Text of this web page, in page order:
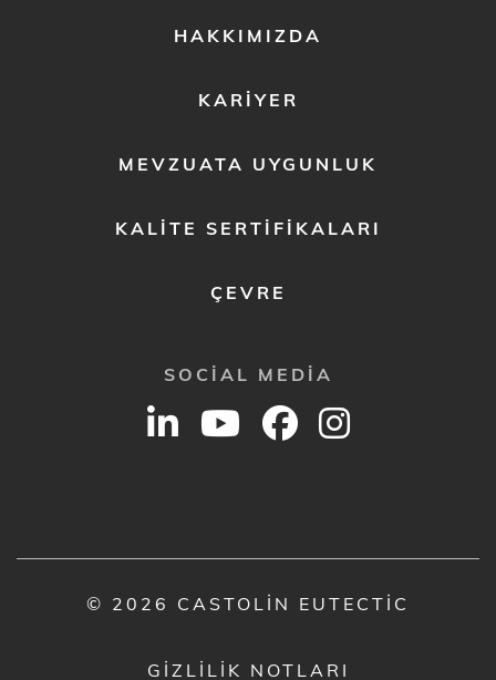
HAKKIMIZDA
KARIYER
MEVZUATA UYGUNLUK
KALITE SERTIFIKALARI
ÇEVRE
SOCIAL MEDIA
© 2026 CASTOLIN EUTECTIC
GIZLILIK NOTLARI